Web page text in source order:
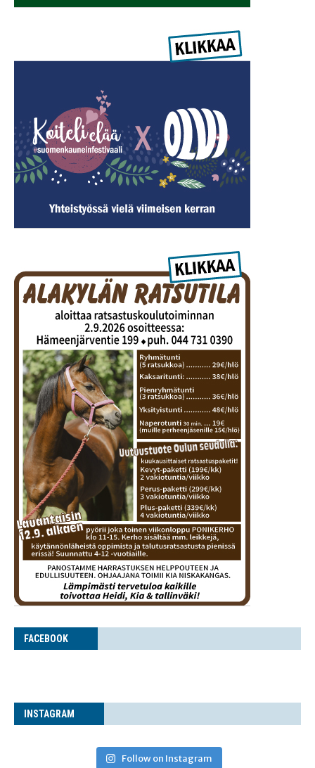
FACE­BOOK
INS­TA­GRAM
Follow on Instagram